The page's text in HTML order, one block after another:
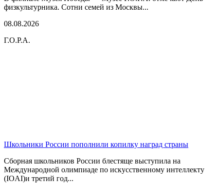
физкультурника. Сотни семей из Москвы...
08.08.2026
Г.О.Р.А.
Школьники России пополнили копилку наград страны
Сборная школьников России блестяще выступила на
Международной олимпиаде по искусственному интеллекту
(IOAI)и третий год...